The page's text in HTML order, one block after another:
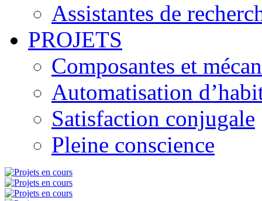
Assistantes de
PROJETS
Composantes et
Automatisation
Satisfaction conjugale
Pleine conscience